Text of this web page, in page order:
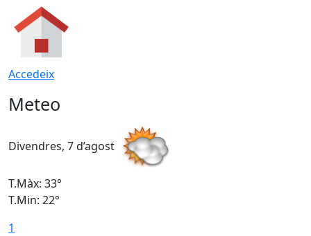
Accedeix
Meteo
Divendres, 7 d’agost
T.Màx: 33°
T.Min: 22°
1